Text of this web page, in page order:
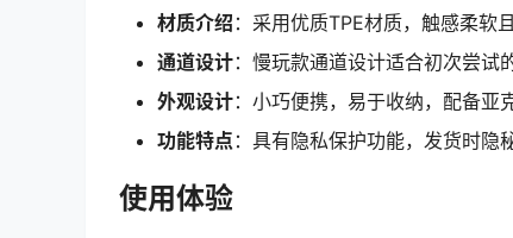
材质介绍 ：采用优质TPE材质，触感柔软
通道设计：慢玩款通道设计适合初次尝试
外观设计：小巧便携，易于收纳，配备亚
功能特点 ：具有隐私保护功能，发货时隐
使用体验